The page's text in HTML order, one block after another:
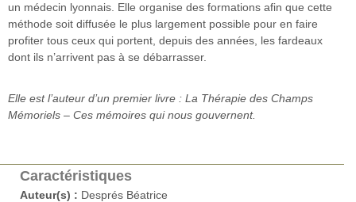
un médecin lyonnais. Elle organise des formations afin que cette
méthode soit diffusée le plus largement possible pour en faire
profiter tous ceux qui portent, depuis des années, les fardeaux
dont ils n’arrivent pas à se débarrasser.
Elle est l’auteur d’un premier livre : La Thérapie des Champs
Mémoriels – Ces mémoires qui nous gouvernent.
Caractéristiques
Auteur(s) : Després Béatrice